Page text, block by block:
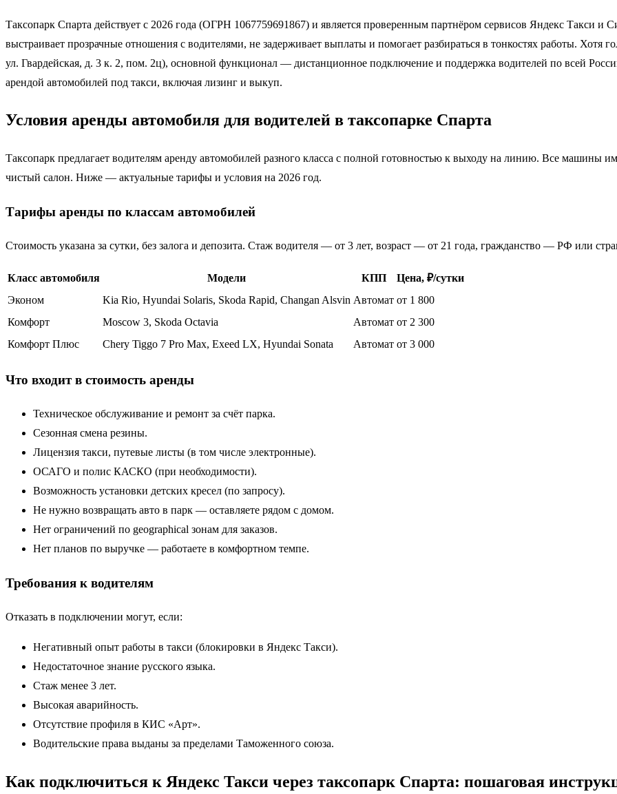
Таксопарк Спарта действует с 2026 года (ОГРН 1067759691867) и является проверенным партнёром сервисов Яндекс Такси и
выстраивает прозрачные отношения с водителями, не задерживает выплаты и помогает разбираться в тонкостях работы. Хотя
ул. Гвардейская, д. 3 к. 2, пом. 2ц), основной функционал — дистанционное подключение и поддержка водителей по всей
арендой автомобилей под такси, включая лизинг и выкуп.
Условия аренды автомобиля для водителей в таксопарке Спарта
Таксопарк предлагает водителям аренду автомобилей разного класса с полной готовностью к выходу на линию. Все
чистый салон. Ниже — актуальные тарифы и условия на 2026 год.
Тарифы аренды по классам автомобилей
Стоимость указана за сутки, без залога и депозита. Стаж водителя — от 3 лет, возраст — от 21 года, гражданство — РФ или
Класс автомобиля Модели КПП
Цена, ₽/сутки
Эконом
Kia Rio, Hyundai Solaris, Skoda Rapid, Changan Alsvin Автомат от 1 800
Комфорт
Moscow 3, Skoda Octavia Автомат от 2 300
Комфорт Плюс
Chery Tiggo 7 Pro Max, Exeed LX, Hyundai Sonata Автомат от 3 000
Что входит в стоимость аренды
Техническое обслуживание и ремонт за счёт парка.
Сезонная смена резины.
Лицензия такси, путевые листы (в том числе электронные).
ОСАГО и полис КАСКО (при необходимости).
Возможность установки детских кресел (по запросу).
Не нужно возвращать авто в парк — оставляете рядом с домом.
Нет ограничений по geographical зонам для заказов.
Нет планов по выручке — работаете в комфортном темпе.
Требования к водителям
Отказать в подключении могут, если:
Негативный опыт работы в такси (блокировки в Яндекс Такси).
Недостаточное знание русского языка.
Стаж менее 3 лет.
Высокая аварийность.
Отсутствие профиля в КИС «Арт».
Водительские права выданы за пределами Таможенного союза.
Как подключиться к Яндекс Такси через таксопарк Спарта: пошаговая